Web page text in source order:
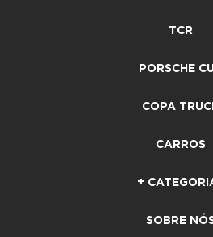
TCR
PORSCHE
COPA
CARROS
+
SOBRE